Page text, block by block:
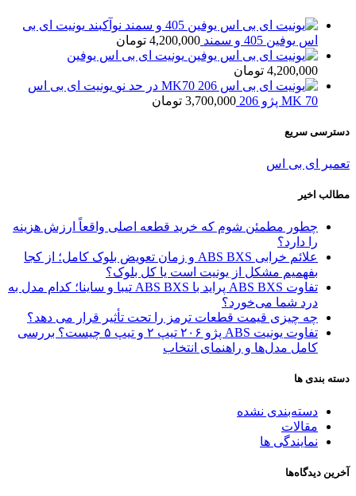
یونیت ای بی
اس یوفین 405 و سمند
4,200,000 تومان
یونیت ای بی اس یوفین
4,200,000 تومان
یونیت ای بی اس
MK 70 پژو 206
3,700,000 تومان
دسترسی سریع
تعمیر ای بی اس
مطالب اخیر
چطور مطمئن شوم که خرید قطعه اصلی واقعاً ارزش هزینه
را دارد؟
علائم خرابی ABS BXS و زمان تعویض بلوک کامل؛ از کجا
بفهمیم مشکل از یونیت است یا کل بلوک؟
تفاوت ABS BXS پراید با ABS BXS تیبا و ساینا؛ کدام مدل به
درد شما می‌خورد؟
چه چیزی قیمت قطعات ترمز را تحت تأثیر قرار می دهد؟
تفاوت یونیت ABS پژو ۲۰۶ تیپ ۲ و تیپ ۵ چیست؟ بررسی
کامل مدل‌ها و راهنمای انتخاب
دسته بندی ها
دسته‌بندی نشده
مقالات
نمایندگی ها
آخرین دیدگاه‌ها